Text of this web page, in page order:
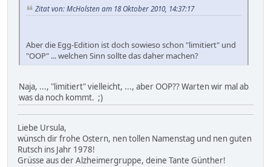
Zitat von: McHolsten am 18 Oktober 2010, 14:37:17
Aber die Egg-Edition ist doch sowieso schon "limitiert" und
"OOP" ... welchen Sinn sollte das daher machen?
Naja, ..., "limitiert" vielleicht, ..., aber OOP?? Warten wir mal ab
was da noch kommt. ;)
Liebe Ursula,
wünsch dir frohe Ostern, nen tollen Namenstag und nen guten
Rutsch ins Jahr 1978!
Grüsse aus der Alzheimergruppe, deine Tante Günther!